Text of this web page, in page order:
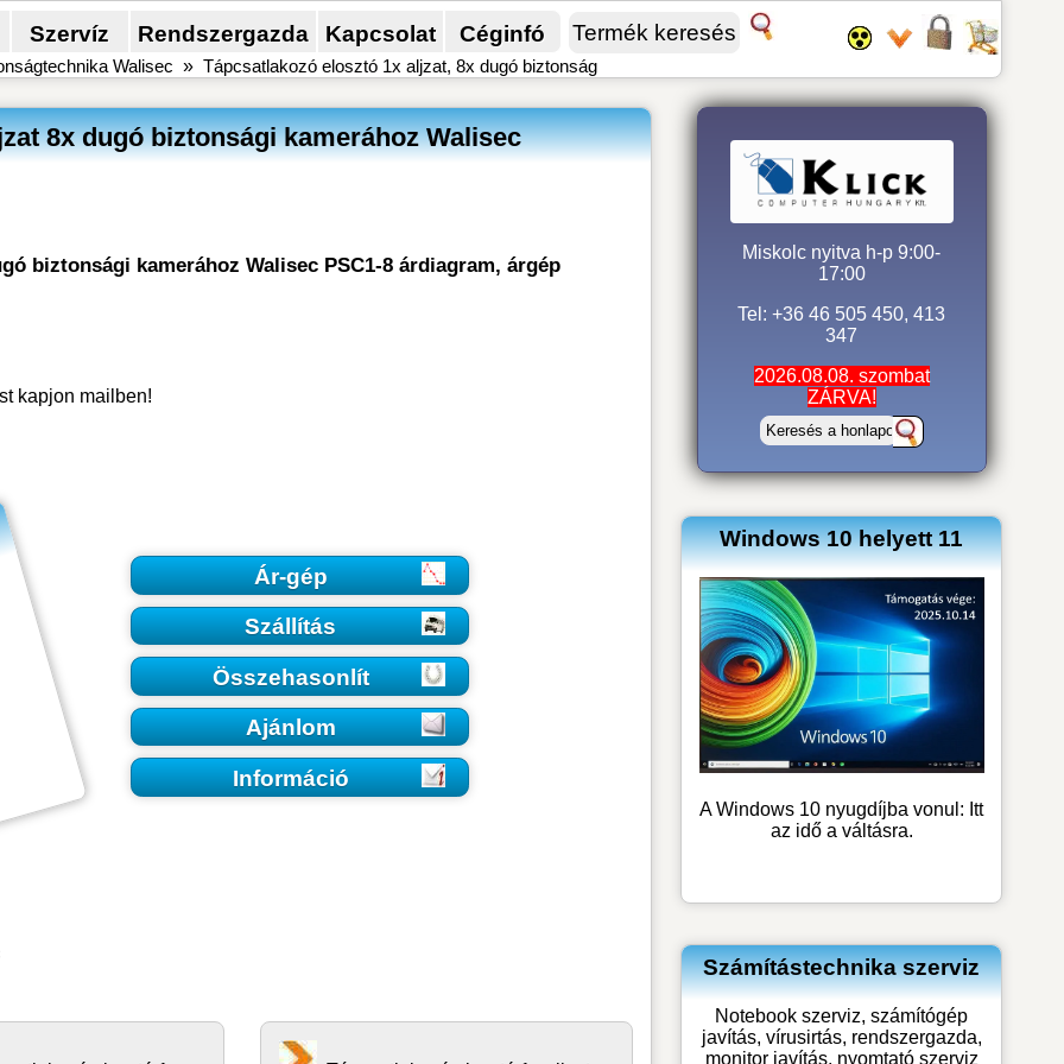
Szervíz Rendszergazda Kapcsolat Céginfó
Walisec » Tápcsatlakozó elosztó 1x aljzat, 8x dugó biztonság
8x dugó biztonsági kamerához Walisec
biztonsági kamerához Walisec PSC1-8 árdiagram, árgép
kapjon mailben!
Ár-gép
Szállítás
Összehasonlít
Ajánlom
Információ
Miskolc nyitva h-p 9:00-
17:00
Tel: +36 46 505 450, 413
347
2026.08.08. szombat
ZÁRVA!
Windows 10 helyett 11
A Windows 10 nyugdíjba vonul: Itt
az idő a váltásra.
Számítástechnika szerviz
Notebook szerviz, számítógép
javítás, vírusirtás, rendszergazda,
monitor javítás, nyomtató szerviz